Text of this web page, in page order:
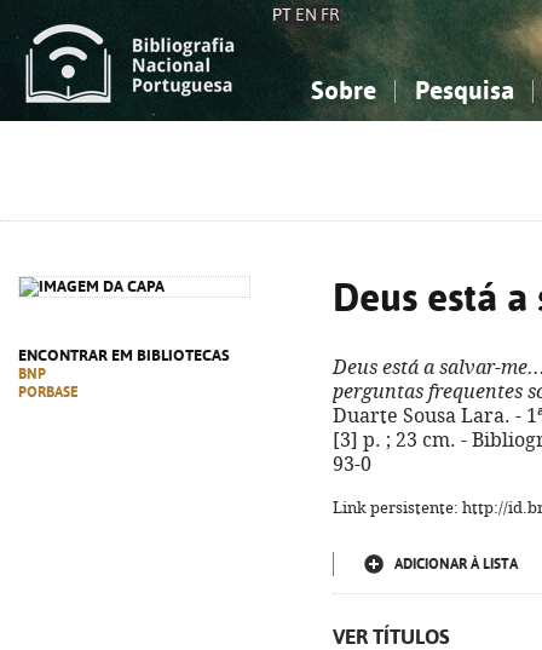
PT EN FR
Sobre Pesquisa
ENCONTRAR EM BIBLIOTECAS
BNP
PORBASE
Deus está
Deus está a salvar-
perguntas frequentes
Duarte Sousa Lara. -
[3] p. ; 23 cm. -
93-0
Link persistente: http://
ADICIONAR À LISTA
VER TÍTULOS